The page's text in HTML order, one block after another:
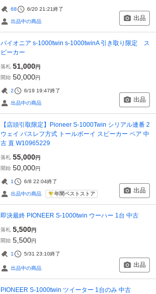
68 6/20 21:21終了
出品中の商品 出品
パイオニア s-1000twin s-1000twinA 引き取り限定 ス
ピーカー
落札 51,000円
開始 50,000円
2 6/19 19:47終了
出品中の商品 出品
【店頭引取限定】Pioneer S-1000Twin シリアル連番 2
ウェイ バスレフ方式 トールボーイ スピーカー ペア 中
古 直 W10965229
落札 55,000円
開始 50,000円
1 6/8 22:04終了
出品中の商品 年間ベストストア 出品
即決最終 PIONEER S-1000twin ウーハー 1台 中古
落札 5,500円
開始 5,500円
1 5/31 23:10終了
出品中の商品 出品
PIONEER S-1000twin ツイーター 1台のみ 中古